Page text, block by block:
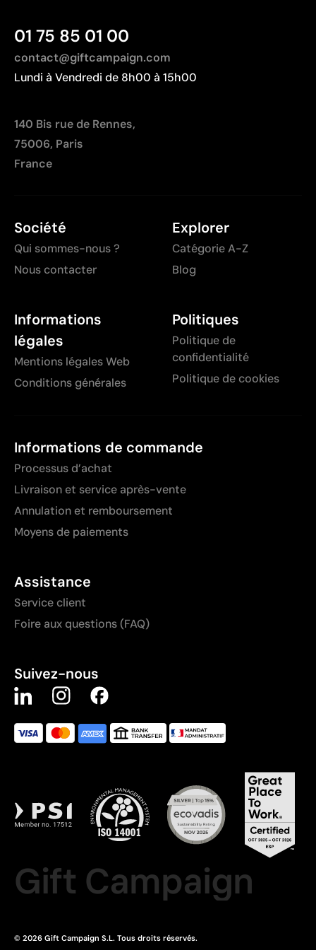
01 75 85 01 00
contact@giftcampaign.com
Lundi à Vendredi de 8h00 à 15h00
140 Bis rue de Rennes,
75006, Paris
France
Société
Qui sommes-nous ?
Nous contacter
Explorer
Catégorie A-Z
Blog
Informations
légales
Mentions légales Web
Conditions générales
Politiques
Politique de
confidentialité
Politique de cookies
Informations de commande
Processus d’achat
Livraison et service après-vente
Annulation et remboursement
Moyens de paiements
Assistance
Service client
Foire aux questions (FAQ)
Suivez-nous
Gift Campaign
© 2026 Gift Campaign S.L. Tous droits réservés.